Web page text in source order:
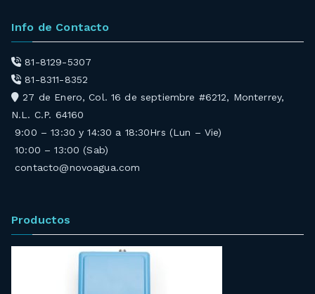
Info de Contacto
81-8129-5307
81-8311-8352
27 de Enero, Col. 16 de septiembre #6212, Monterrey,
N.L. C.P. 64160
9:00 – 13:30 y 14:30 a 18:30Hrs (Lun – Vie)
10:00 – 13:00 (Sab)
contacto@novoagua.com
Productos